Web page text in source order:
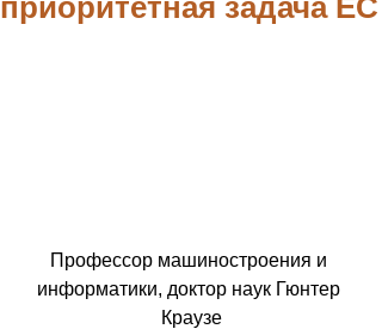
приоритетная задача ЕС
Профессор машиностроения и
информатики, доктор наук Гюнтер
Краузе